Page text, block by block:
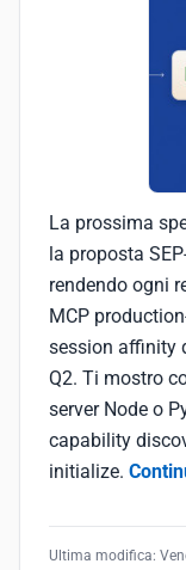
La prossima
la proposta
rendendo ogni
MCP
session affinity
Q2. Ti mostro
server Node o
capability
initialize.
Ultima modifica: